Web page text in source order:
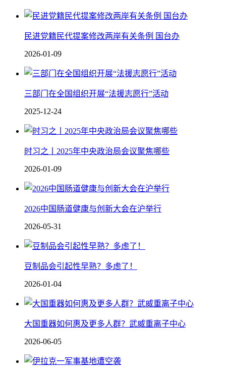
民进党籍民代提案修改两岸有关条例 国台办
2026-01-09
三部门在全国组织开展“法援志愿行”活动
2025-12-24
时习之丨2025年中央政治局会议聚焦哪些
2026-01-09
2026中国肠道健康与创新大会在沪举行
2026-05-31
豆制品会引起性早熟？多虑了！
2026-01-04
大国重器如何惠及更多人群？武威重离子中心
2026-06-05